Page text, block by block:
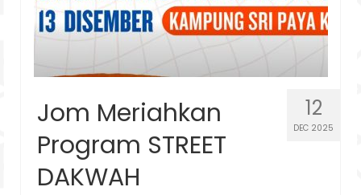
12
DEC 2025
Jom Meriahkan
Program STREET
DAKWAH